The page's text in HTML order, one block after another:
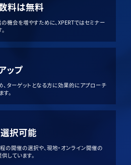
料は無料
機会を増やすために、XPERTではセミナー
ップ
ターゲットとなる方に効果的にアプローチ
。
択可能
の開催の選択や、現地・オンライン開催の
しています。